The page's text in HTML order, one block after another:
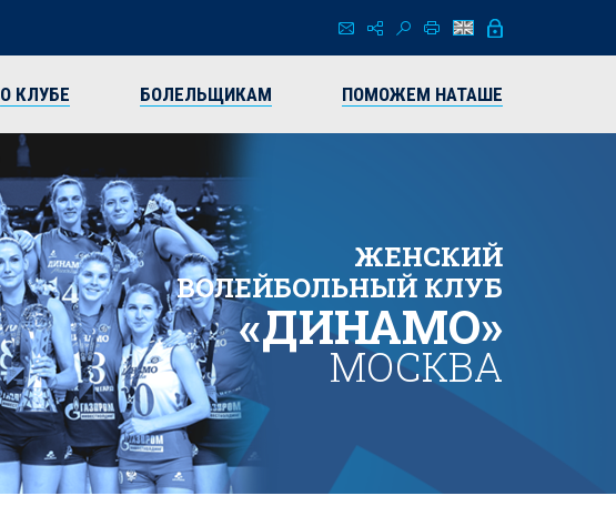
О КЛУБЕ БОЛЕЛЬЩИКАМ ПОМОЖЕМ НАТАШЕ
ЖЕНСКИЙ
ВОЛЕЙБОЛЬНЫЙ КЛУБ
«ДИНАМО»
МОСКВА